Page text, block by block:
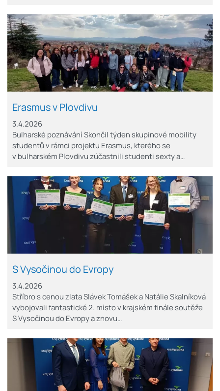
3.4.2026
Erasmus v Plovdivu
Bulharské poznávání Skončil týden skupinové mobility
studentů v rámci projektu Erasmus, kterého se
v bulharském Plovdivu zúčastnili studenti sexty a…
3.4.2026
S Vysočinou do Evropy
Stříbro s cenou zlata Slávek Tomášek a Natálie Skalníková
vybojovali fantastické 2. místo v krajském finále soutěže
S Vysočinou do Evropy a znovu…